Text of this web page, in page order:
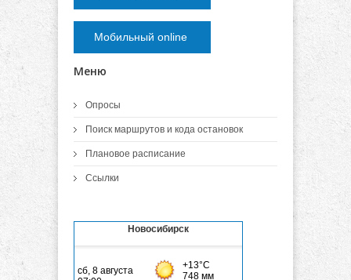
Мобильный online
Меню
Опросы
Поиск маршрутов и кода остановок
Плановое расписание
Ссылки
Новосибирск